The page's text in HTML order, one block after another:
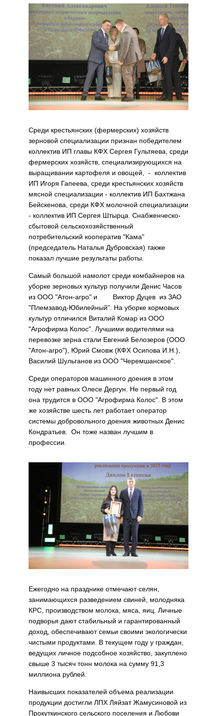
Среди крестьянских (фермерских) хозяйств
зерновой специализации признан победителем
коллектив ИП главы КФХ Сергея Гультяева, среди
фермерских хозяйств, специализирующихся на
выращивании картофеля и овощей, - коллектив
ИП Игоря Гапеева, среди крестьянских хозяйств
мясной специализации - коллектив ИП Бахтжана
Бейскенова, среди КФХ молочной специализации
- коллектив ИП Сергея Штырца. Снабженческо-
сбытовой сельскохозяйственный
потребительский кооператив "Кама"
(председатель Наталья Дубровская) также
показал лучшие результаты работы.
Самый большой намолот среди комбайнеров на
уборке зерновых культур получили Денис Часов
из ООО "Атон-агро" и Виктор Дуцев из ЗАО
"Племзавод-Юбилейный". На уборке кормовых
культур отличился Виталий Комар из ООО
"Агрофирма Колос". Лучшими водителями на
перевозке зерна стали Евгений Белозеров (ООО
"Атон-агро"), Юрий Смовж (КФХ Осипова И.Н.),
Василий Шульганов из ООО "Черемшанское".
Среди операторов машинного доения в этом
году нет равных Олесе Дергун. Не первый год
она трудится в ООО "Агрофирма Колос". В этом
же хозяйстве шесть лет работает оператор
системы добровольного доения животных Денис
Кондратьев. Он тоже назван лучшим в
профессии.
Ежегодно на празднике отмечают селян,
занимающихся разведением свиней, молодняка
КРС, производством молока, мяса, яиц. Личные
подворья дают стабильный и гарантированный
доход, обеспечивают семьи своими экологически
чистыми продуктами. В текущем году у граждан,
ведущих личное подсобное хозяйство, закуплено
свыше 3 тысяч тонн молока на сумму 91,3
миллиона рублей.
Наивысших показателей объема реализации
продукции достигли ЛПХ Ляйзат Жамусиновой из
Прокуткинского сельского поселения и Любови